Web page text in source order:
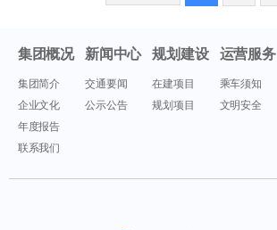
集团概况
集团简介
企业文化
年度报告
联系我们
新闻中心
交通要闻
公示公告
规划建设
在建项目
规划项目
运营服务
乘车须知
文明安全